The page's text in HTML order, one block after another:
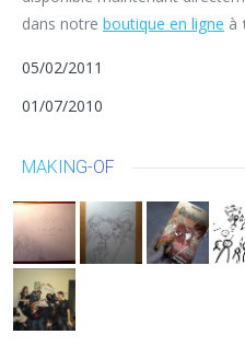
dans notre boutique en ligne à
05/02/2011
01/07/2010
MAKING-OF